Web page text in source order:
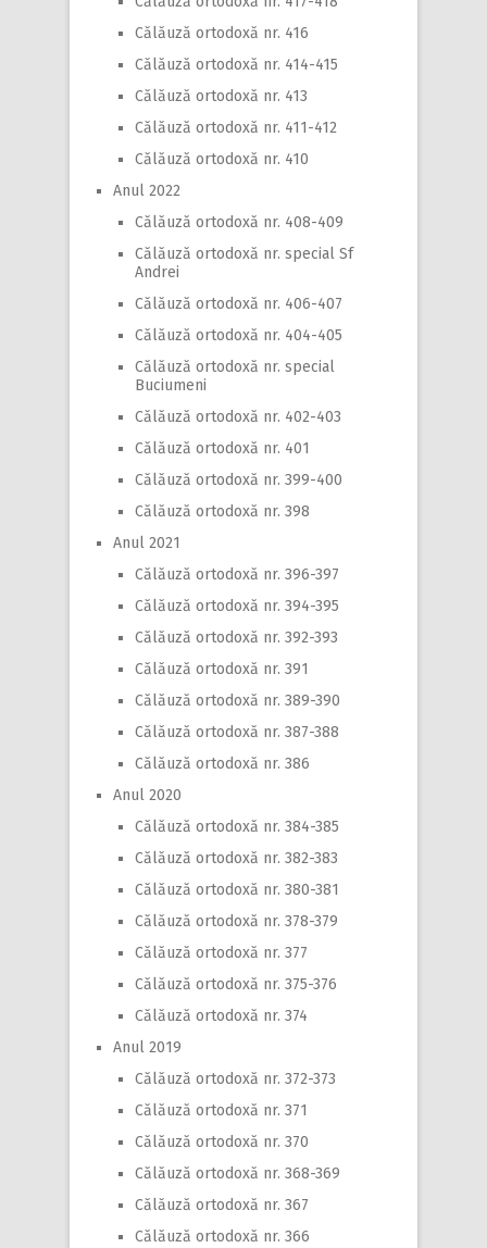
Călăuză ortodoxă nr. 416
Călăuză ortodoxă nr. 414-415
Călăuză ortodoxă nr. 413
Călăuză ortodoxă nr. 411-412
Călăuză ortodoxă nr. 410
Anul 2022
Călăuză ortodoxă nr. 408-409
Călăuză ortodoxă nr. special Sf
Andrei
Călăuză ortodoxă nr. 406-407
Călăuză ortodoxă nr. 404-405
Călăuză ortodoxă nr. special
Buciumeni
Călăuză ortodoxă nr. 402-403
Călăuză ortodoxă nr. 401
Călăuză ortodoxă nr. 399-400
Călăuză ortodoxă nr. 398
Anul 2021
Călăuză ortodoxă nr. 396-397
Călăuză ortodoxă nr. 394-395
Călăuză ortodoxă nr. 392-393
Călăuză ortodoxă nr. 391
Călăuză ortodoxă nr. 389-390
Călăuză ortodoxă nr. 387-388
Călăuză ortodoxă nr. 386
Anul 2020
Călăuză ortodoxă nr. 384-385
Călăuză ortodoxă nr. 382-383
Călăuză ortodoxă nr. 380-381
Călăuză ortodoxă nr. 378-379
Călăuză ortodoxă nr. 377
Călăuză ortodoxă nr. 375-376
Călăuză ortodoxă nr. 374
Anul 2019
Călăuză ortodoxă nr. 372-373
Călăuză ortodoxă nr. 371
Călăuză ortodoxă nr. 370
Călăuză ortodoxă nr. 368-369
Călăuză ortodoxă nr. 367
Călăuză ortodoxă nr. 366